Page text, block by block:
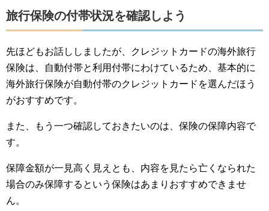
旅行保険の付帯状況を確認しよう
先ほどもお話ししましたが、クレジットカードの海外旅行
保険は、自動付帯と利用付帯にわけているため、基本的に
海外旅行保険が自動付帯のクレジットカードを選んだほう
がおすすめです。
また、もう一つ確認しておきたいのは、保険の保障内容で
す。
保障金額が一見高く見えとも、内容を見たら亡くなられた
場合のみ保障するという保険はあまりおすすめできませ
ん。